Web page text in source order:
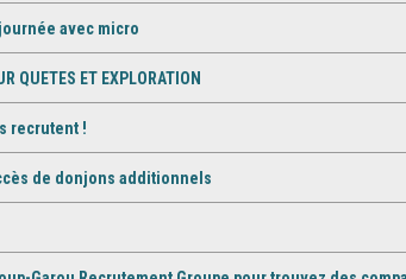
avec micro
QUETES ET EXPLORATION
recrutent !
de donjons additionnels